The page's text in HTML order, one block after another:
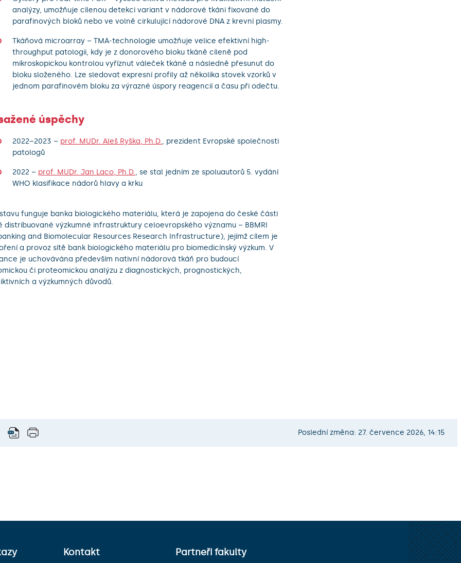
analýzy, umožňuje cílenou detekci variant v nádorové tkáni fixované do
parafinových bloků nebo ve volně cirkulující nádorové DNA z krevní plasmy.
Tkáňová microarray – TMA-technologie umožňuje velice efektivní high-
throughput patologii, kdy je z donorového bloku tkáně cíleně pod
mikroskopickou kontrolou vyříznut váleček tkáně a následně přesunut do
bloku složeného. Lze sledovat expresní profily až několika stovek vzorků v
jednom parafinovém bloku za výrazné úspory reagencií a času při odečtu.
úspěchy
2022–2023 – prof. MUDr. Aleš Ryška, Ph.D., prezident Evropské společnosti
patologů
2022 – prof. MUDr. Jan Laco, Ph.D., se stal jedním ze spoluautorů 5. vydání
WHO klasifikace nádorů hlavy a krku
funguje banka biologického materiálu, která je zapojena do české části
distribuované výzkumné infrastruktury celoevropského významu – BBMRI
and Biomolecular Resources Research Infrastructure), jejímž cílem je
a provoz sítě bank biologického materiálu pro biomedicínský výzkum. V
je uchovávána především nativní nádorová tkáň pro budoucí
či proteomickou analýzu z diagnostických, prognostických,
a výzkumných důvodů.
Poslední změna: 27. července 2026, 14:15
Kontakt Partneři fakulty